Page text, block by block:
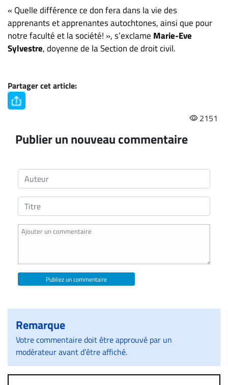
« Quelle différence ce don fera dans la vie des
apprenants et apprenantes autochtones, ainsi que pour
notre faculté et la société! », s’exclame Marie-Eve
Sylvestre, doyenne de la Section de droit civil.
Partager cet article:
2151
Publier un nouveau commentaire
Publiez un commentaire
Remarque
Votre commentaire doit être approuvé par un
modérateur avant d’être affiché.